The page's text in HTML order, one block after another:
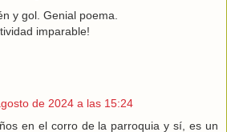
y gol. Genial poema.
imparable!
de 2024 a las 15:24
en el corro de la parroquia y sí, es un